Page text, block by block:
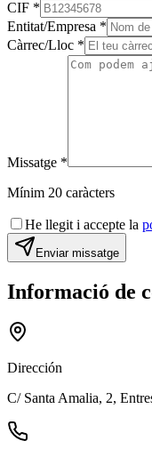
CIF *
Entitat/Empresa *
Càrrec/Lloc *
Missatge *
Mínim 20 caràcters
He llegit i accepte la
Enviar missatge
Informació de
Dirección
C/ Santa Amalia, 2,